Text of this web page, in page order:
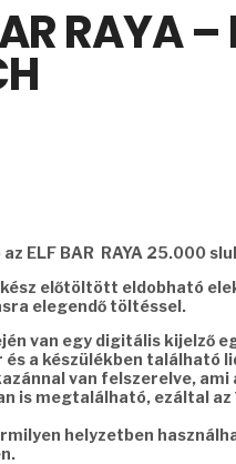
RAYA
ELF BAR RAYA 25.000
előtöltött eldobható
elegendő töltéssel.
van egy digitális kijelző
a készülékben található
van felszerelve, ami
is megtalálható, ezáltal az
helyzetben